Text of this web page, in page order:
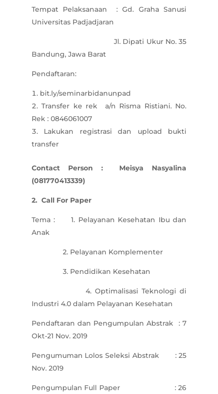
Tempat Pelaksanaan : Gd. Graha Sanusi
Universitas Padjadjaran
Jl. Dipati Ukur No. 35
Bandung, Jawa Barat
Pendaftaran:
bit.ly/seminarbidanunpad
Transfer ke rek a/n Risma Ristiani. No.
Rek : 0846061007
Lakukan registrasi dan upload bukti
transfer
Contact Person : Meisya Nasyalina
(081770413339)
2. Call For Paper
Tema : 1. Pelayanan Kesehatan Ibu dan
Anak
2. Pelayanan Komplementer
3. Pendidikan Kesehatan
4. Optimalisasi Teknologi di
Industri 4.0 dalam Pelayanan Kesehatan
Pendaftaran dan Pengumpulan Abstrak : 7
Okt-21 Nov. 2019
Pengumuman Lolos Seleksi Abstrak : 25
Nov. 2019
Pengumpulan Full Paper : 26